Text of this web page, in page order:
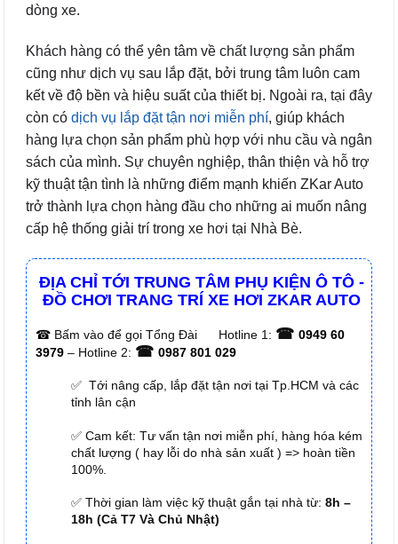
dòng xe.
Khách hàng có thể yên tâm về chất lượng sản phẩm
cũng như dịch vụ sau lắp đặt, bởi trung tâm luôn cam
kết về độ bền và hiệu suất của thiết bị. Ngoài ra, tại đây
còn có dịch vụ lắp đặt tận nơi miễn phí, giúp khách
hàng lựa chọn sản phẩm phù hợp với nhu cầu và ngân
sách của mình. Sự chuyên nghiệp, thân thiện và hỗ trợ
kỹ thuật tận tình là những điểm mạnh khiến ZKar Auto
trở thành lựa chọn hàng đầu cho những ai muốn nâng
cấp hệ thống giải trí trong xe hơi tại Nhà Bè.
ĐỊA CHỈ TỚI TRUNG TÂM PHỤ KIỆN Ô TÔ -
ĐỒ CHƠI TRANG TRÍ XE HƠI ZKAR AUTO
☎ Bấm vào để gọi Tổng Đài Hotline 1: ☎ 0949 60
3979 – Hotline 2: ☎ 0987 801 029
✅ Tới nâng cấp, lắp đặt tận nơi tại Tp.HCM và các
tỉnh lân cận
✅ Cam kết: Tư vấn tận nơi miễn phí, hàng hóa kém
chất lượng ( hay lỗi do nhà sản xuất ) => hoàn tiền
100%.
✅ Thời gian làm việc kỹ thuật gắn tại nhà từ: 8h –
18h (Cả T7 Và Chủ Nhật)